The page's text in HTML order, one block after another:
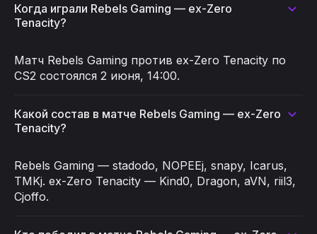
Когда играли Rebels Gaming — ex-Zero
Tenacity?
Матч Rebels Gaming против ex-Zero Tenacity по
CS2 состоялся 2 июня, 14:00.
Какой состав в матче Rebels Gaming — ex-Zero
Tenacity?
Rebels Gaming — stadodo, NOPEEj, snapy, Icarus,
TMKj. ex-Zero Tenacity — Kind0, Dragon, aVN, riil3,
Cjoffo.